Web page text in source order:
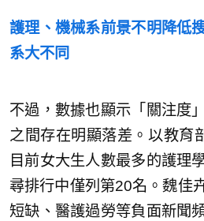
護理、機械系前景不明降低
系大不同
不過，數據也顯示「關注度
之間存在明顯落差。以教育
目前女大生人數最多的護理
尋排行中僅列第20名。魏佳
短缺、醫護過勞等負面新聞